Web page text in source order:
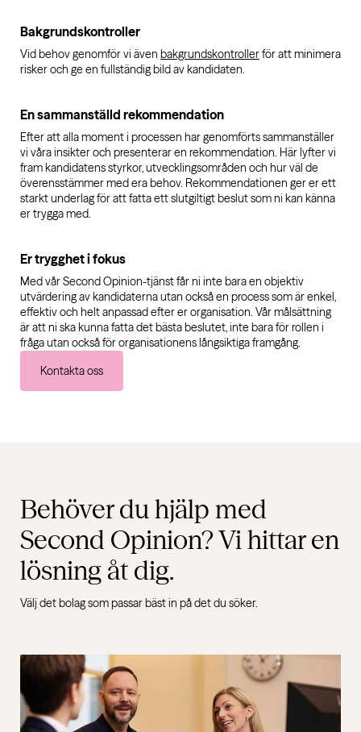
Bakgrundskontroller
Vid behov genomför vi även bakgrundskontrollerför att minimera
risker och ge en fullständig bild av kandidaten.
En sammanställd rekommendation
Efter att alla moment i processen har genomförts sammanställer
vi våra insikter och presenterar en rekommendation. Här lyfter vi
fram kandidatens styrkor, utvecklingsområden och hur väl de
överensstämmer med era behov. Rekommendationen ger er ett
starkt underlag för att fatta ett slutgiltigt beslut som ni kan känna
er trygga med.
Er trygghet i fokus
Med vår Second Opinion-tjänst får ni inte bara en objektiv
utvärdering av kandidaterna utan också en process som är enkel,
effektiv och helt anpassad efter er organisation. Vår målsättning
är att ni ska kunna fatta det bästa beslutet, inte bara för rollen i
fråga utan också för organisationens långsiktiga framgång.
Kontakta oss
Behöver du hjälp med
Second Opinion? Vi hittar en
lösning åt dig.
Välj det bolag som passar bäst in på det du söker.